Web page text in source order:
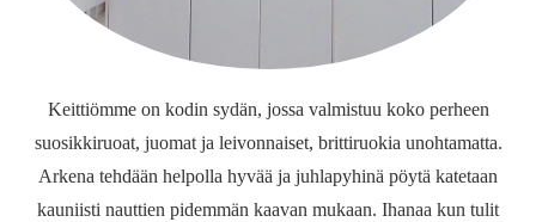
Keittiömme on kodin sydän, jossa valmistuu koko perheen
suosikkiruoat, juomat ja leivonnaiset, brittiruokia unohtamatta.
Arkena tehdään helpolla hyvää ja juhlapyhinä pöytä katetaan
kauniisti nauttien pidemmän kaavan mukaan. Ihanaa kun tulit